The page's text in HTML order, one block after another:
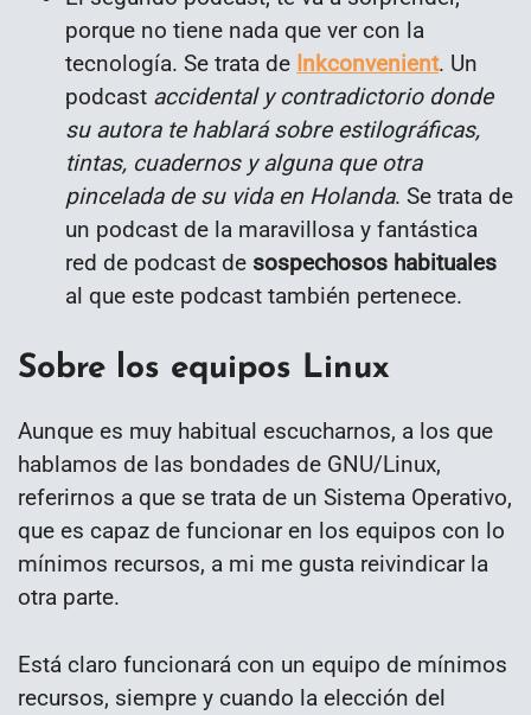
porque no tiene nada que ver con la
tecnología. Se trata de Inkconvenient. Un
podcast accidental y contradictorio donde
su autora te hablará sobre estilográficas,
tintas, cuadernos y alguna que otra
pincelada de su vida en Holanda. Se trata de
un podcast de la maravillosa y fantástica
red de podcast de sospechosos habituales
al que este podcast también pertenece.
Sobre los equipos Linux
Aunque es muy habitual escucharnos, a los que
hablamos de las bondades de GNU/Linux,
referirnos a que se trata de un Sistema Operativo,
que es capaz de funcionar en los equipos con lo
mínimos recursos, a mi me gusta reivindicar la
otra parte.
Está claro funcionará con un equipo de mínimos
recursos, siempre y cuando la elección del